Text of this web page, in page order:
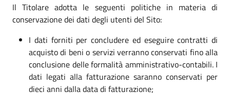
Il Titolare adotta le seguenti politiche in materia di
conservazione dei dati degli utenti del Sito:
I dati forniti per concludere ed eseguire contratti di
acquisto di beni o servizi verranno conservati fino alla
conclusione delle formalità amministrativo-contabili. I
dati legati alla fatturazione saranno conservati per
dieci anni dalla data di fatturazione;